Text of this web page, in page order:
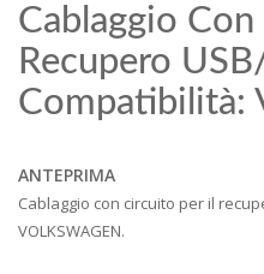
Cablaggio Con
Recupero
Compatibilità:
ANTEPRIMA
Cablaggio con circuito per il
VOLKSWAGEN.